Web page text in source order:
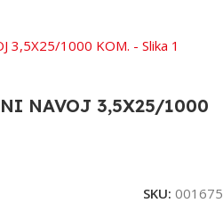
NAVOJ 3,5X25/1000
SKU: 001675